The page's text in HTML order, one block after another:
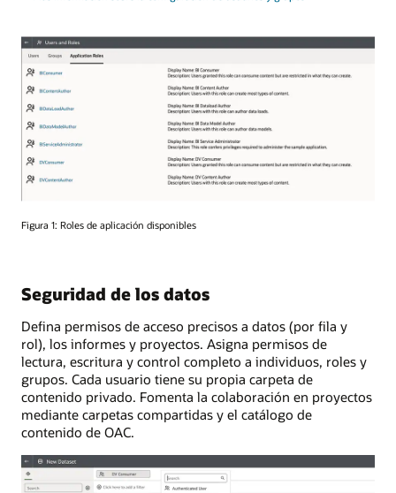
Figura 1: Roles de aplicación disponibles
Seguridad de los datos
Defina permisos de acceso precisos a datos (por fila y
rol), los informes y proyectos. Asigna permisos de
lectura, escritura y control completo a individuos, roles y
grupos. Cada usuario tiene su propia carpeta de
contenido privado. Fomenta la colaboración en proyectos
mediante carpetas compartidas y el catálogo de
contenido de OAC.